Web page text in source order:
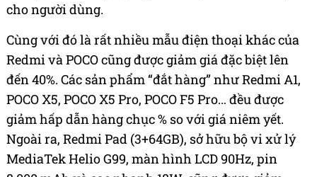
cho người dùng.
Cùng với đó là rất nhiều mẫu điện thoại khác của
Redmi và POCO cũng được giảm giá đặc biệt lên
đến 40%. Các sản phẩm “đắt hàng” như Redmi A1,
POCO X5, POCO X5 Pro, POCO F5 Pro… đều được
giảm hấp dẫn hàng chục % so với giá niêm yết.
Ngoài ra, Redmi Pad (3+64GB), sở hữu bộ vi xử lý
MediaTek Helio G99, màn hình LCD 90Hz, pin